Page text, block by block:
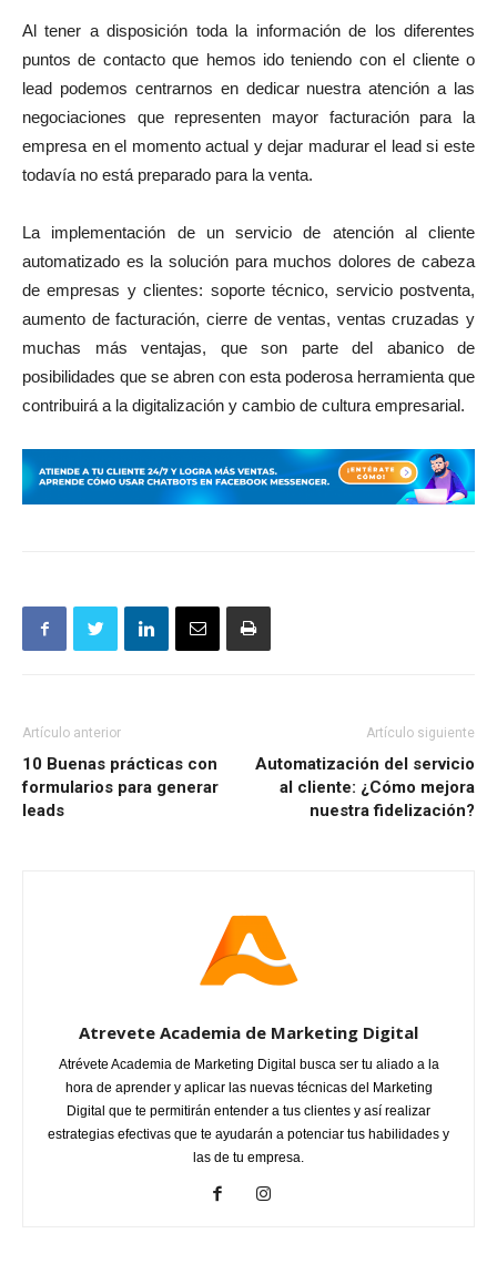
Al tener a disposición toda la información de los diferentes
puntos de contacto que hemos ido teniendo con el cliente o
lead podemos centrarnos en dedicar nuestra atención a las
negociaciones que representen mayor facturación para la
empresa en el momento actual y dejar madurar el lead si este
todavía no está preparado para la venta.
La implementación de un servicio de atención al cliente
automatizado es la solución para muchos dolores de cabeza
de empresas y clientes: soporte técnico, servicio postventa,
aumento de facturación, cierre de ventas, ventas cruzadas y
muchas más ventajas, que son parte del abanico de
posibilidades que se abren con esta poderosa herramienta que
contribuirá a la digitalización y cambio de cultura empresarial.
Artículo anterior
10 Buenas prácticas con
formularios para generar
leads
Artículo siguiente
Automatización del servicio
al cliente: ¿Cómo mejora
nuestra fidelización?
Atrevete Academia de Marketing Digital
Atrévete Academia de Marketing Digital busca ser tu aliado a la
hora de aprender y aplicar las nuevas técnicas del Marketing
Digital que te permitirán entender a tus clientes y así realizar
estrategias efectivas que te ayudarán a potenciar tus habilidades y
las de tu empresa.